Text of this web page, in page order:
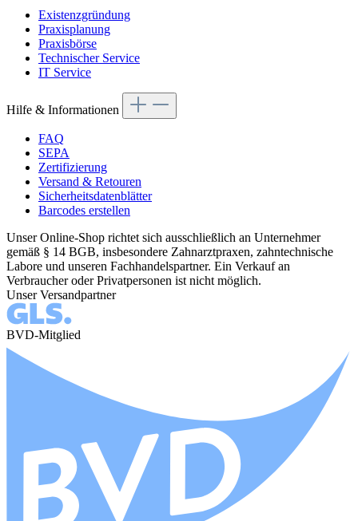
Existenzgründung
Praxisplanung
Praxisbörse
Technischer Service
IT Service
Hilfe & Informationen
FAQ
SEPA
Zertifizierung
Versand & Retouren
Sicherheitsdatenblätter
Barcodes erstellen
Unser Online-Shop richtet sich ausschließlich an Unternehmer
gemäß § 14 BGB, insbesondere Zahnarztpraxen, zahntechnische
Labore und unseren Fachhandelspartner. Ein Verkauf an
Verbraucher oder Privatpersonen ist nicht möglich.
Unser Versandpartner
BVD-Mitglied